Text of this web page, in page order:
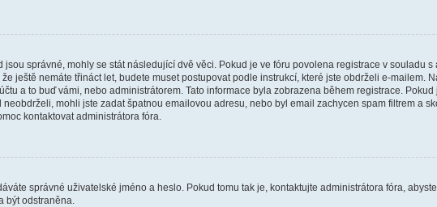
správné, mohly se stát následující dvě věci. Pokud je ve fóru povolena registrace v souladu
ještě nemáte třináct let, budete muset postupovat podle instrukcí, které jste obdrželi e-mailem.
a to buď vámi, nebo administrátorem. Tato informace byla zobrazena během registrace. Pokud
mohli jste zadat špatnou emailovou adresu, nebo byl email zachycen spam filtrem a
kontaktovat administrátora fóra.
správné uživatelské jméno a heslo. Pokud tomu tak je, kontaktujte administrátora fóra,
být odstraněna.